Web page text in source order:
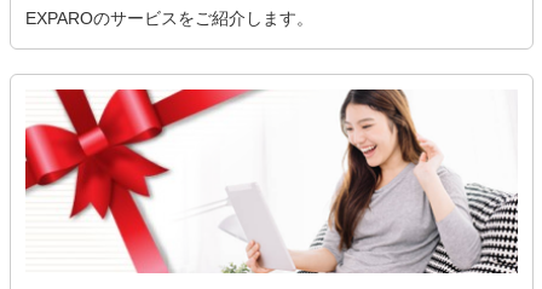
EXPAROのサービスをご紹介します。